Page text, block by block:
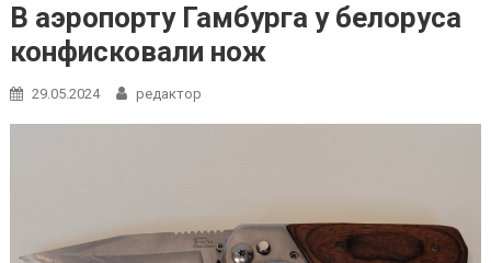
В аэропорту Гамбурга у белоруса
конфисковали нож
29.05.2024 редактор